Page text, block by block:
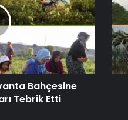
Bahçesine
Tebrik Etti